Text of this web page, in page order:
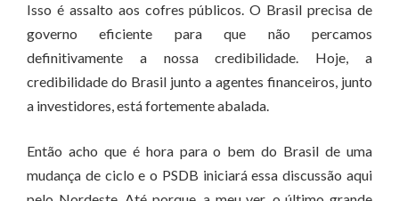
Isso é assalto aos cofres públicos. O Brasil precisa de
governo eficiente para que não percamos
definitivamente a nossa credibilidade. Hoje, a
credibilidade do Brasil junto a agentes financeiros, junto
a investidores, está fortemente abalada.
Então acho que é hora para o bem do Brasil de uma
mudança de ciclo e o PSDB iniciará essa discussão aqui